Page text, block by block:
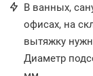
В ванных,
офисах, на
вытяжку
Диаметр